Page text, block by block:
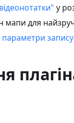
у
мапи для
параметри запису